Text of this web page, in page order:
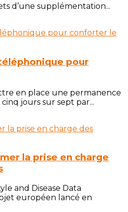
d’une supplémentation...
pour
en place une permanence
jours sur sept par...
la prise en charge
and Disease Data
européen lancé en